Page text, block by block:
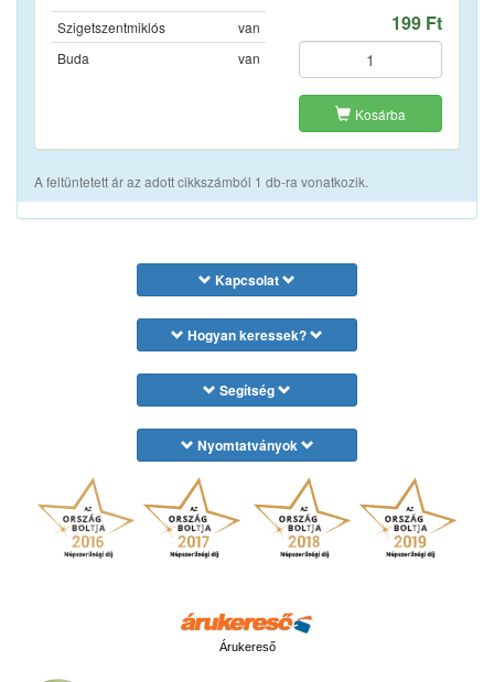
Szigetszentmiklós
van
Buda
van
199 Ft
Kosárba
A feltüntetett ár az adott cikkszámból 1 db-ra vonatkozik.
Kapcsolat
Hogyan keressek?
Segítség
Nyomtatványok
Árukereső